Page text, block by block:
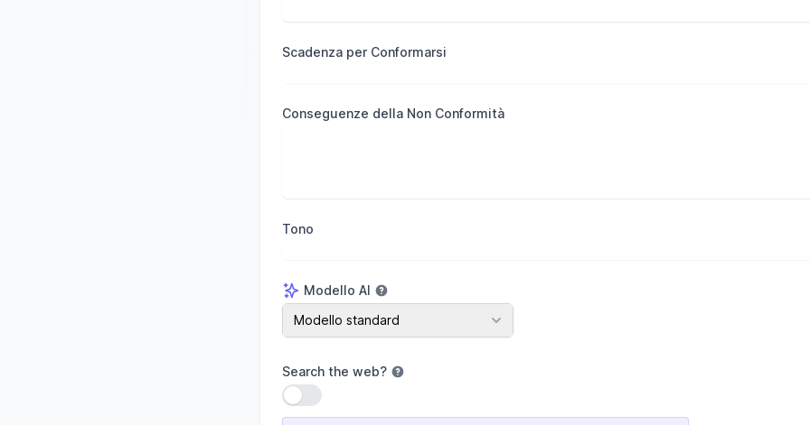
Scadenza per Conformarsi
Conseguenze della Non Conformità
Tono
Modello AI
Modello AI
Modello standard
Search the web?
Usa impostazione